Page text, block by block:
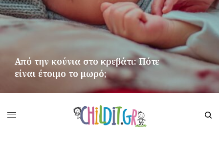
Από την κούνια στο κρεβάτι: Πότε
είναι έτοιμο το μωρό;